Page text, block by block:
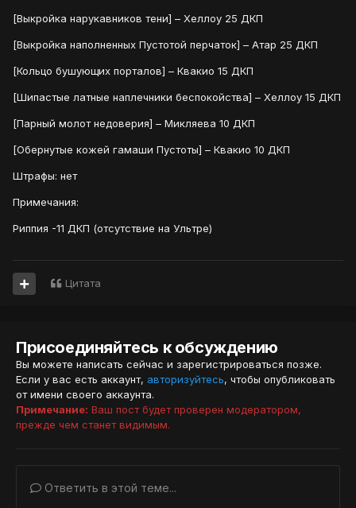
[Выкройка нарукавников тени] – Хеллоу 25 ДКП
[Выкройка наполненных Пустотой перчаток] – Атар 25 ДКП
[Кольцо бушующих порталов] – Квакио 15 ДКП
[Шипастые латные наплечники беспокойства] – Хеллоу 15 ДКП
[Парный молот недоверия] – Микляева 10 ДКП
[Обернутые кожей гамаши Пустоты] – Квакио 10 ДКП
Штрафы: нет
Примечания:
Риппия -11 ДКП (отсутствие на Ультре)
Цитата
Присоединяйтесь к обсуждению
Вы можете написать сейчас и зарегистрироваться позже.
Если у вас есть аккаунт, авторизуйтесь, чтобы опубликовать
от имени своего аккаунта.
Примечание: Ваш пост будет проверен модератором,
прежде чем станет видимым.
Ответить в этой теме...